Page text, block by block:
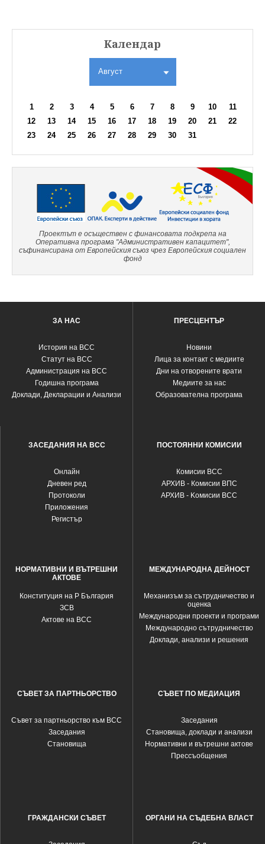
Календар
Август
1 2 3 4 5 6 7 8 9 10
11
12
13 14 15 16 17 18 19 20 21
22
23
24 25 26 27 28 29 30 31
Проектът е осъществен с финансовата подкрепа на
Оперативна програма "Административен капацитет",
съфинансирана от Европейския съюз чрез Европейския социален
фонд
ЗА НАС
История на ВСС
Статут на ВСС
Администрация на ВСС
Годишна програма
Доклади, Декларации и Анализи
ПРЕСЦЕНТЪР
Новини
Лица за контакт с медиите
Дни на отворените врати
Медиите за нас
Образователна програма
ЗАСЕДАНИЯ НА ВСС
Oнлайн
Дневен ред
Протоколи
Приложения
Регистър
ПОСТОЯННИ КОМИСИИ
Комисии ВСС
АРХИВ - Комисии ВПС
АРХИВ - Kомисии ВСС
НОРМАТИВНИ И ВЪТРЕШНИ
АКТОВЕ
Конституция на Р България
ЗСВ
Актове на ВСС
МЕЖДУНАРОДНА ДЕЙНОСТ
Механизъм за сътрудничество и
оценка
Международни проекти и програми
Международно сътрудничество
Доклади, анализи и решения
СЪВЕТ ЗА ПАРТНЬОРСТВО
Съвет за партньорство към ВСС
Заседания
Становища
СЪВЕТ ПО МЕДИАЦИЯ
Заседания
Становища, доклади и анализи
Нормативни и вътрешни актове
Прессъобщения
ГРАЖДАНСКИ СЪВЕТ ОРГАНИ НА СЪДЕБНА ВЛАСТ